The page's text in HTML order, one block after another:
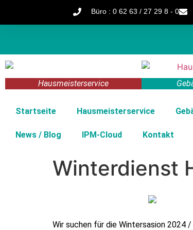
Büro : 0 62 63 / 27 29 8 - 0
Hausmeisterservice
Startseite Hausmeisterservice
News / Blog IPM-Cloud Kontakt
Winterdienst
Wir suchen für die Wintersasion